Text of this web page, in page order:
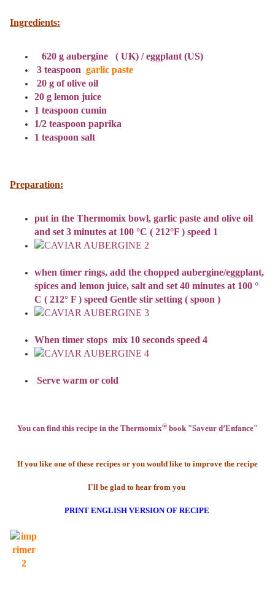
Ingredients:
620 g aubergine ( UK) /eggplant (US)
3 teaspoon garlic paste
20 g of olive oil
20 g lemon juice
1 teaspoon cumin
1/2 teaspoon paprika
1 teaspoon salt
Preparation:
put in the Thermomix bowl, garlic paste and olive oil
and set 3 minutes at 100 °C ( 212°F ) speed 1
when timer rings, add the chopped aubergine/eggplant,
spices and lemon juice, salt and set 40 minutes at 100 °
C ( 212° F ) speed Gentle stir setting ( spoon )
When timer stops mix 10 seconds speed 4
Serve warm or cold
You can find this recipe in the Thermomix® book "Saveur d’Enfance"
If you like one of these recipes or you would like to improve the recipe
I'll be glad to hear from you
PRINT ENGLISH VERSION OF RECIPE